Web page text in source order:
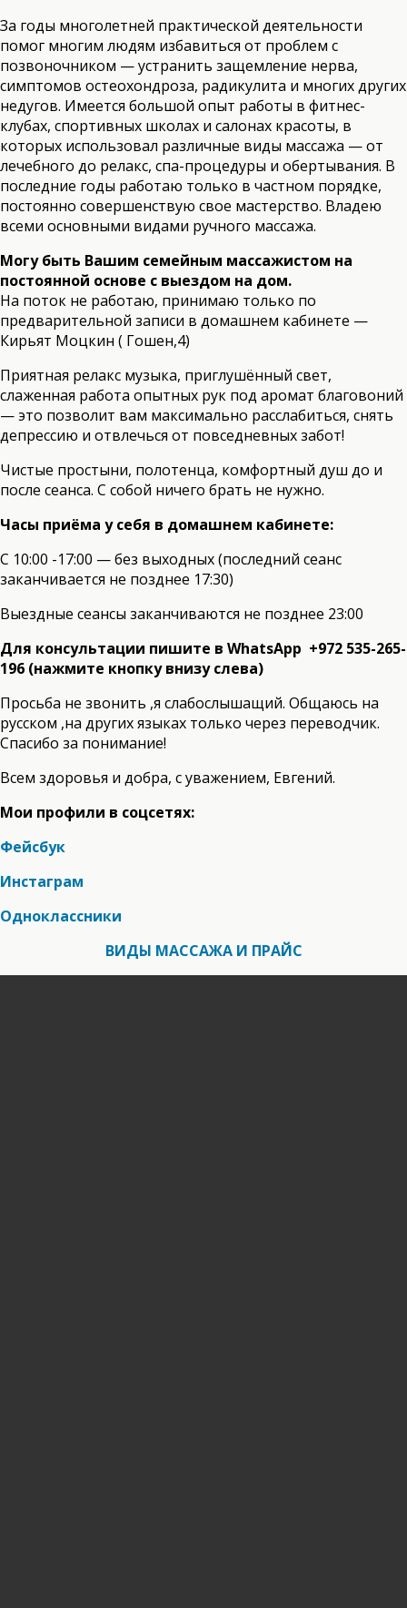
За годы многолетней практической деятельности
помог многим людям избавиться от проблем с
позвоночником — устранить защемление нерва,
симптомов остеохондроза, радикулита и многих других
недугов. Имеется большой опыт работы в фитнес-
клубах, спортивных школах и салонах красоты, в
которых использовал различные виды массажа — от
лечебного до релакс, спа-процедуры и обертывания. В
последние годы работаю только в частном порядке,
постоянно совершенствую свое мастерство. Владею
всеми основными видами ручного массажа.
Могу быть Вашим семейным массажистом на
постоянной основе с выездом на дом.
На поток не работаю, принимаю только по
предварительной записи в домашнем кабинете —
Кирьят Моцкин ( Гошен,4)
Приятная релакс музыка, приглушённый свет,
слаженная работа опытных рук под аромат благовоний
— это позволит вам максимально расслабиться, снять
депрессию и отвлечься от повседневных забот!
Чистые простыни, полотенца, комфортный душ до и
после сеанса. С собой ничего брать не нужно.
Часы приёма у себя в домашнем кабинете:
С 10:00 -17:00 — без выходных (последний сеанс
заканчивается не позднее 17:30)
Выездные сеансы заканчиваются не позднее 23:00
Для консультации пишите в WhatsApp +972 535-265-
196 (нажмите кнопку внизу слева)
Просьба не звонить ,я слабослышащий. Общаюсь на
русском ,на других языках только через переводчик.
Спасибо за понимание!
Всем здоровья и добра, с уважением, Евгений.
Мои профили в соцсетях:
Фейсбук
Инстаграм
Одноклассники
ВИДЫ МАССАЖА И ПРАЙС